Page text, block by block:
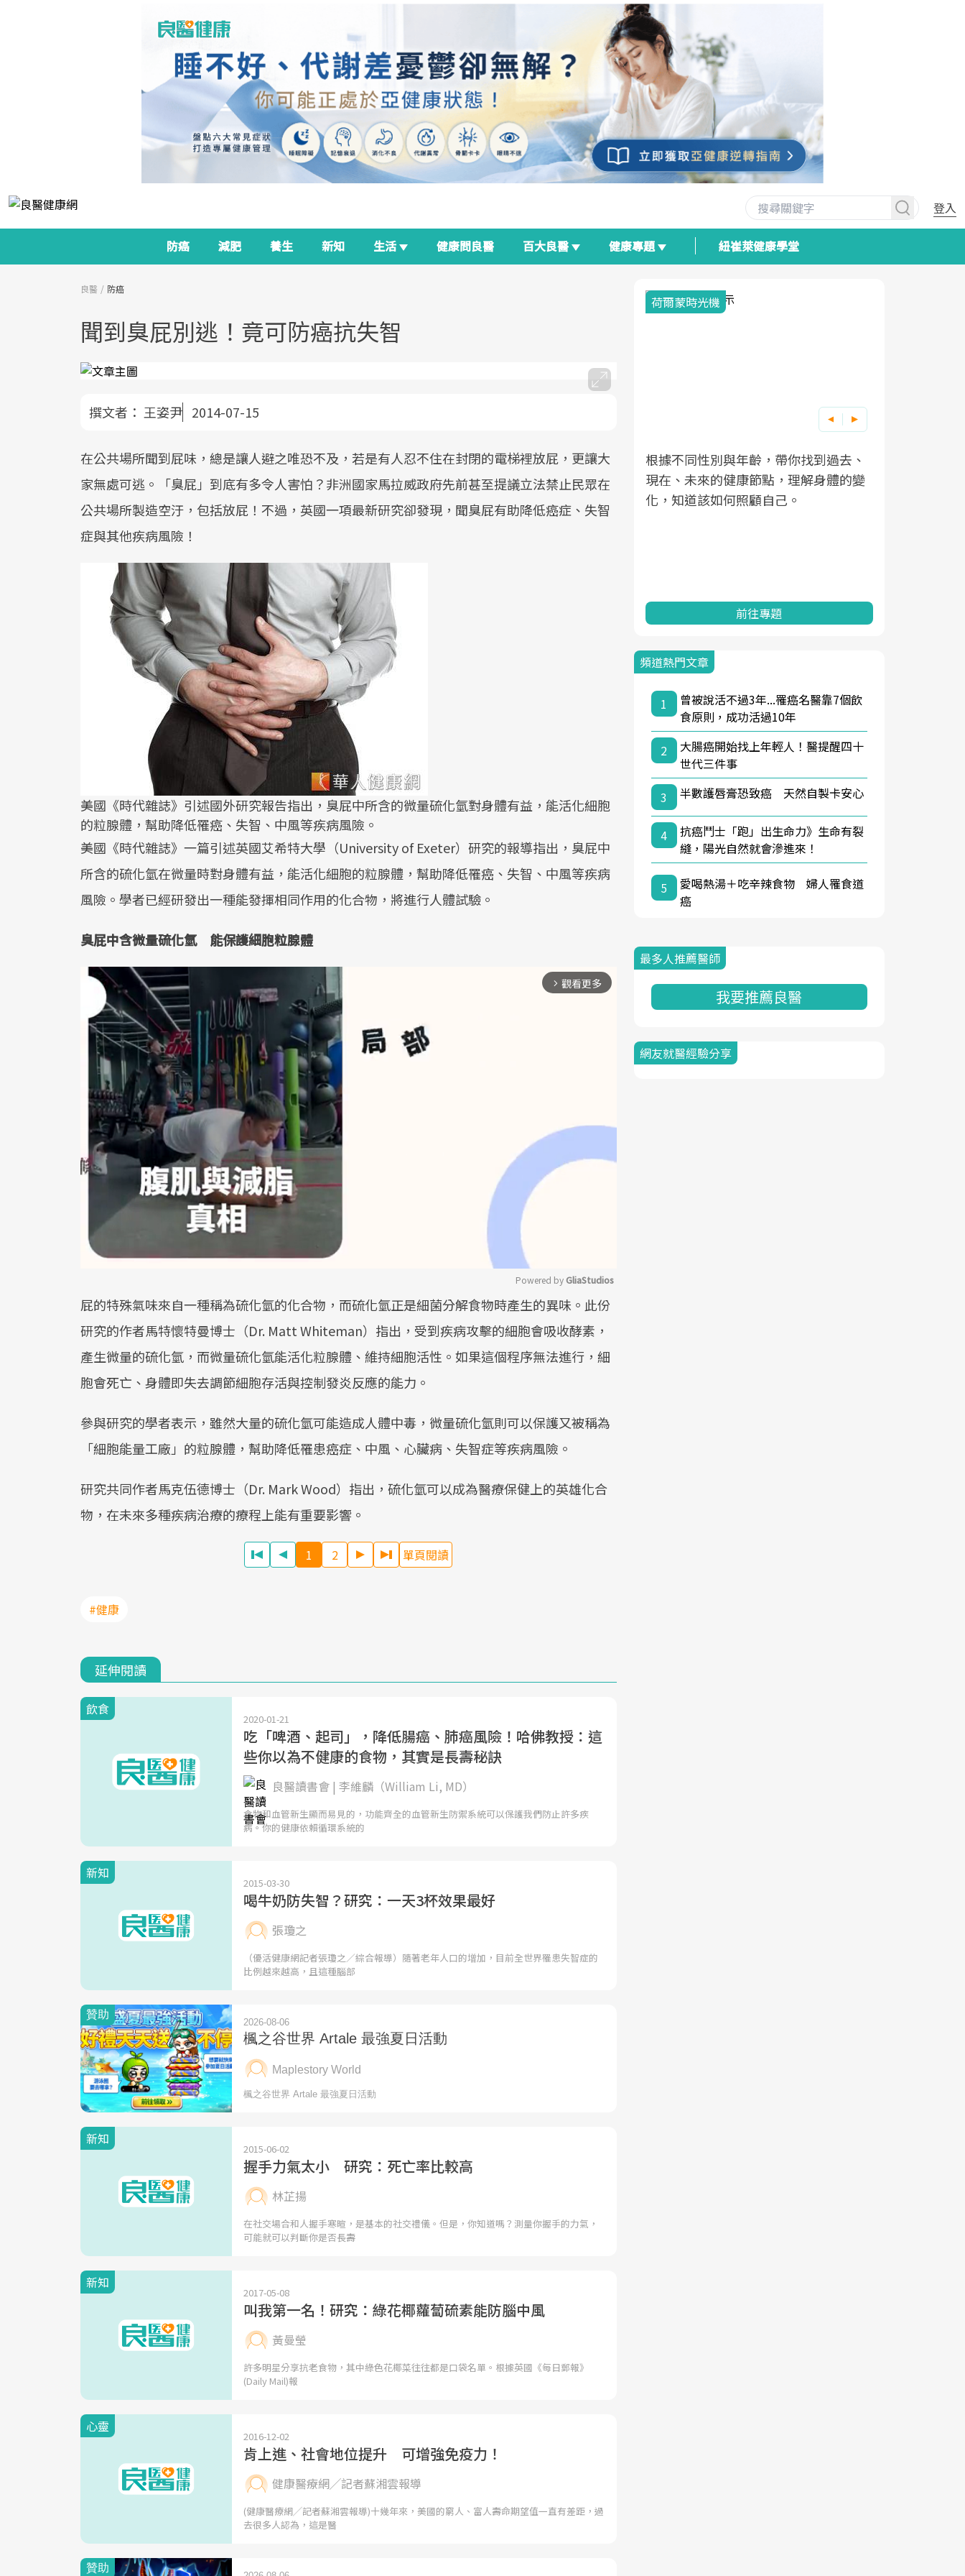
登入
防癌 減肥 養生 新知 生活 健康問良醫 百大良醫 健康專題 紐崔萊健康學堂
良醫 防癌
聞到臭屁別逃！竟可防癌抗失智
撰文者： 王姿尹 2014-07-15
在公共場所聞到屁味，總是讓人避之唯恐不及，若是有人忍不住在封閉的電梯裡放屁，更讓大
家無處可逃。「臭屁」到底有多令人害怕？非洲國家馬拉威政府先前甚至提議立法禁止民眾在
公共場所製造空汙，包括放屁！不過，英國一項最新研究卻發現，聞臭屁有助降低癌症、失智
症與其他疾病風險！
美國《時代雜誌》引述國外研究報告指出，臭屁中所含的微量硫化氫對身體有益，能活化細胞
的粒腺體，幫助降低罹癌、失智、中風等疾病風險。
美國《時代雜誌》一篇引述英國艾希特大學（University of Exeter）研究的報導指出，臭屁中
所含的硫化氫在微量時對身體有益，能活化細胞的粒腺體，幫助降低罹癌、失智、中風等疾病
風險。學者已經研發出一種能發揮相同作用的化合物，將進行人體試驗。
臭屁中含微量硫化氫 能保護細胞粒腺體
arrow_forward_ios 觀看更多
Mute
Powered by GliaStudios
屁的特殊氣味來自一種稱為硫化氫的化合物，而硫化氫正是細菌分解食物時產生的異味。此份
研究的作者馬特懷特曼博士（Dr. Matt Whiteman）指出，受到疾病攻擊的細胞會吸收酵素，
產生微量的硫化氫，而微量硫化氫能活化粒腺體、維持細胞活性。如果這個程序無法進行，細
胞會死亡、身體即失去調節細胞存活與控制發炎反應的能力。
參與研究的學者表示，雖然大量的硫化氫可能造成人體中毒，微量硫化氫則可以保護又被稱為
「細胞能量工廠」的粒腺體，幫助降低罹患癌症、中風、心臟病、失智症等疾病風險。
研究共同作者馬克伍德博士（Dr. Mark Wood）指出，硫化氫可以成為醫療保健上的英雄化合
物，在未來多種疾病治療的療程上能有重要影響。
1 2 單頁閱讀
#健康
延伸閱讀
飲食
2020-01-21
吃「啤酒、起司」，降低腸癌、肺癌風險！哈佛教授：這
些你以為不健康的食物，其實是長壽秘訣
良醫讀書會 | 李維麟（William Li, MD）
食物和血管新生顯而易見的，功能齊全的血管新生防禦系統可以保護我們防止許多疾
病。你的健康依賴循環系統的
新知
2015-03-30
喝牛奶防失智？研究：一天3杯效果最好
張瓊之
（優活健康網記者張瓊之／綜合報導）隨著老年人口的增加，目前全世界罹患失智症的
比例越來越高，且這種腦部
新知
2015-06-02
握手力氣太小 研究：死亡率比較高
林芷揚
在社交場合和人握手寒暄，是基本的社交禮儀。但是，你知道嗎？測量你握手的力氣，
可能就可以判斷你是否長壽
新知
2017-05-08
叫我第一名！研究：綠花椰蘿蔔硫素能防腦中風
黃曼瑩
許多明星分享抗老食物，其中綠色花椰菜往往都是口袋名單。根據英國《每日郵報》
(Daily Mail)報
心靈
2016-12-02
肯上進、社會地位提升 可增強免疫力！
健康醫療網╱記者蘇湘雲報導
(健康醫療網╱記者蘇湘雲報導)十幾年來，美國的窮人、富人壽命期望值一直有差距，過
去很多人認為，這是醫
面對超高齡社會的浪潮，台灣正在快速
邁向「健康照護」的新時代。隨著國家
政策如「健康台灣推動委員會」與「長
照3.0」的推進，「預防醫學」已成全民
2025年，就到良醫生活祭體驗「一站式
健康新生活」，從講座、體驗到運動，
全面啟動你的健康革命！
良醫健康網從「換季的身體變化」出
發，透過醫學觀點與日常感受的對話，
建立對亞健康的認知，進而引導實際的
改善行動。
荷爾蒙時光機
根據不同性別與年齡，帶你找到過去、
現在、未來的健康節點，理解身體的變
化，知道該如何照顧自己。
前往專題
頻道熱門文章
1
曾被說活不過3年...罹癌名醫靠7個飲
食原則，成功活過10年
2
大腸癌開始找上年輕人！醫提醒四十
世代三件事
3
半數護唇膏恐致癌 天然自製卡安心
4
抗癌鬥士「跑」出生命力》生命有裂
縫，陽光自然就會滲進來！
5
愛喝熱湯＋吃辛辣食物 婦人罹食道
癌
最多人推薦醫師
我要推薦良醫
網友就醫經驗分享